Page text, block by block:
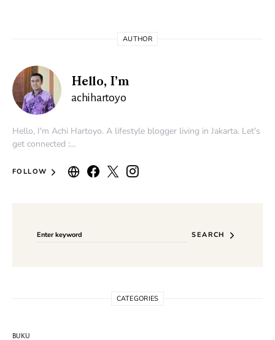
AUTHOR
Hello, I’m
achihartoyo
Hello, I'm Achi Hartoyo. A lifestyle blogger living in Jakarta. Let's
get connected :…
FOLLOW
SEARCH
CATEGORIES
BUKU